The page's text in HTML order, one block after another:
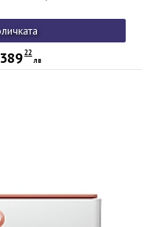
38922
лв